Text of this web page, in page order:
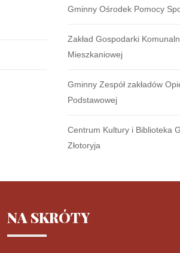
Gminny Ośrodek Pomocy
Zakład Gospodarki
Mieszkaniowej
Gminny Zespół zakładów
Podstawowej
Centrum Kultury i Biblioteka
Złotoryja
NA SKRÓTY